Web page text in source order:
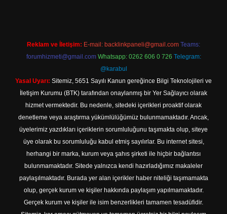
Reklam ve İletişim: E-mail: backlinkpaneli@gmail.com Teams:
forumhizmeti@gmail.com Whatsapp: 0262 606 0 726 Telegram:
@karabul
Yasal Uyarı: Sitemiz, 5651 Sayılı Kanun gereğince Bilgi Teknolojileri ve
İletişim Kurumu (BTK) tarafından onaylanmış bir Yer Sağlayıcı olarak
hizmet vermektedir. Bu nedenle, sitedeki içerikleri proaktif olarak
denetleme veya araştırma yükümlülüğümüz bulunmamaktadır. Ancak,
üyelerimiz yazdıkları içeriklerin sorumluluğunu taşımakta olup, siteye
üye olarak bu sorumluluğu kabul etmiş sayılırlar. Bu internet sitesi,
herhangi bir marka, kurum veya şahıs şirketi ile hiçbir bağlantısı
bulunmamaktadır. Sitede yalnızca kendi hazırladığımız makaleler
paylaşılmaktadır. Burada yer alan içerikler haber niteliği taşımamakta
olup, gerçek kurum ve kişiler hakkında paylaşım yapılmamaktadır.
Gerçek kurum ve kişiler ile isim benzerlikleri tamamen tesadüfidir.